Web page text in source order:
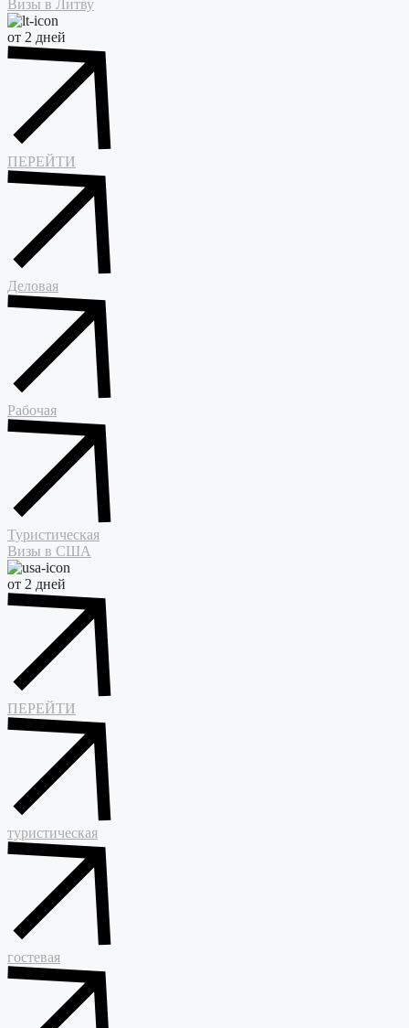
Визы в Литву
от 2 дней
ПЕРЕЙТИ
Деловая
Рабочая
Туристическая
Визы в США
от 2 дней
ПЕРЕЙТИ
туристическая
гостевая